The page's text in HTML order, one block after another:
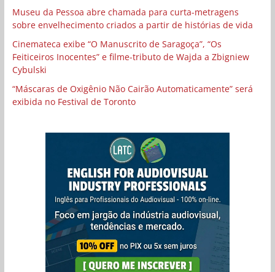
Museu da Pessoa abre chamada para curta-metragens
sobre envelhecimento criados a partir de histórias de vida
Cinemateca exibe “O Manuscrito de Saragoça”, “Os
Feiticeiros Inocentes” e filme-tributo de Wajda a Zbigniew
Cybulski
“Máscaras de Oxigênio Não Cairão Automaticamente” será
exibida no Festival de Toronto